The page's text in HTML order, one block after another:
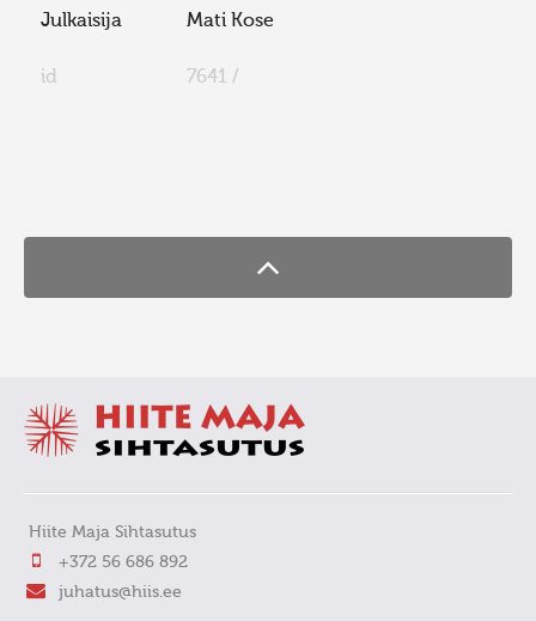
Julkaisija Mati Kose
id 7641 /
Hiite Maja Sihtasutus
+372 56 686 892
juhatus@hiis.ee